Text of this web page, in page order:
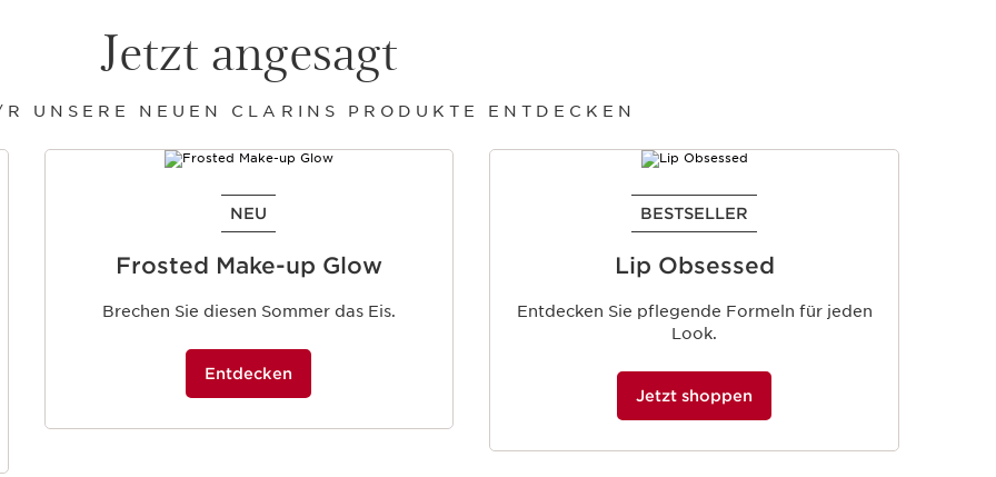
Jetzt angesagt
UNSERE NEUEN CLARINS PRODUKTE ENTDECKEN
NEU
Frosted Make-up Glow
Brechen Sie diesen Sommer das Eis.
Entdecken
BESTSELLER
Lip Obsessed
Entdecken Sie pflegende Formeln für jeden
Look.
Jetzt shoppen